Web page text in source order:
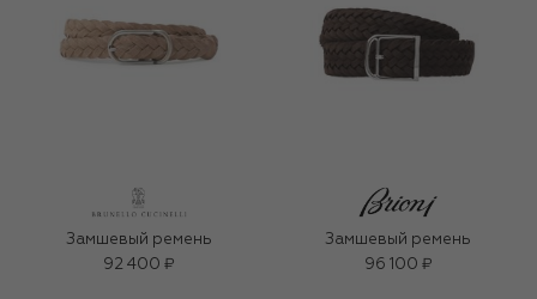
Замшевый ремень
92 400 ₽
Замшевый ремень
96 100 ₽